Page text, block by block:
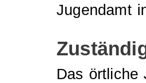
Jugendamt
Das örtliche